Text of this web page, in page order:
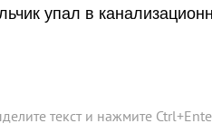
упал в
текст и нажмите Ctrl+